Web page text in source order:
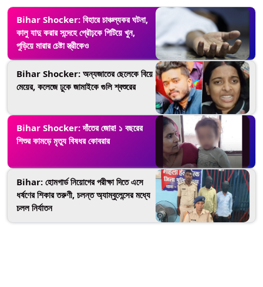
Bihar Shocker: বিহারে চাঞ্চল্যকর ঘটনা,
কালু যাদু করার সন্দেহে প্রৌঢ়কে পিটিয়ে খুন,
পুড়িয়ে মারার চেষ্টা স্ত্রীকেও
Bihar Shocker: অন্যজাতের ছেলেকে বিয়ে
মেয়ের, কলেজে ঢুকে জামাইকে গুলি শ্বশুরের
Bihar Shocker: দাঁতের জোর! ১ বছরের
শিশুর কামড়ে মৃত্যু বিষধর কোবরার
Bihar: হোমগার্ড নিয়োগের পরীক্ষা দিতে এসে
ধর্ষণের শিকার তরুণী, চলন্ত অ্যাম্বুলেন্সের মধ্যে
চলল নির্যাতন